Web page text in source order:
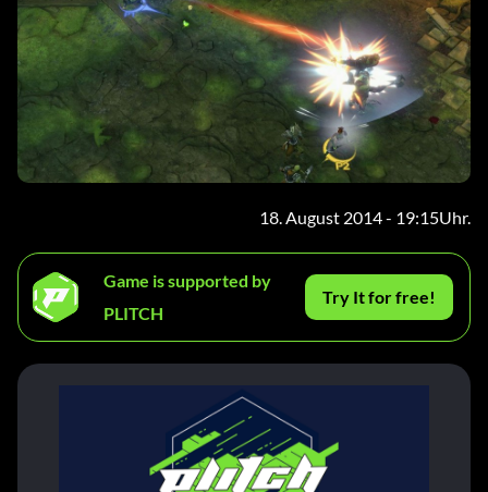
18. August 2014 - 19:15Uhr.
Game is supported by
PLITCH
Try It for free!